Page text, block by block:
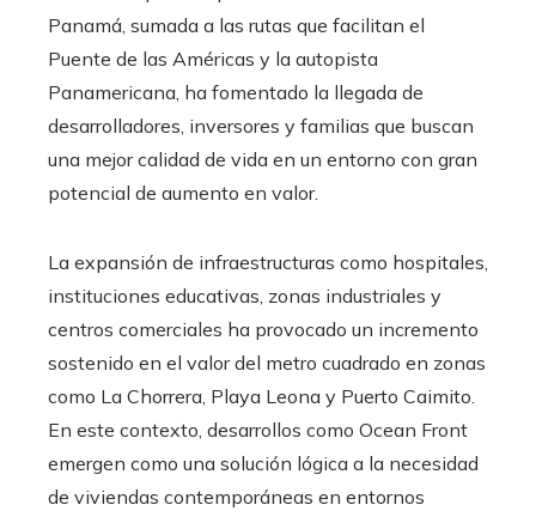
Panamá, sumada a las rutas que facilitan el
Puente de las Américas y la autopista
Panamericana, ha fomentado la llegada de
desarrolladores, inversores y familias que buscan
una mejor calidad de vida en un entorno con gran
potencial de aumento en valor.
La expansión de infraestructuras como hospitales,
instituciones educativas, zonas industriales y
centros comerciales ha provocado un incremento
sostenido en el valor del metro cuadrado en zonas
como La Chorrera, Playa Leona y Puerto Caimito.
En este contexto, desarrollos como Ocean Front
emergen como una solución lógica a la necesidad
de viviendas contemporáneas en entornos